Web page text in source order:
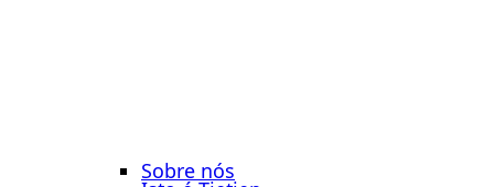
Sobre nós